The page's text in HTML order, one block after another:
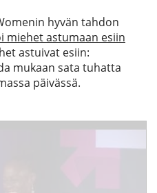
hyvän tahdon
miehet astumaan esiin
astuivat esiin:
mukaan sata tuhatta
päivässä.